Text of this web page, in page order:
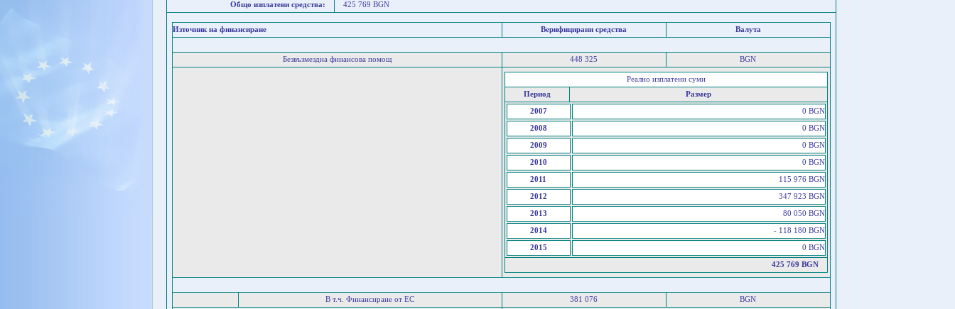
Общо изплатени средства:
425 769 BGN
Източник на финансиране Верифицирани средства Валута
Безвъзмездна финансова помощ 448 325 BGN
Реално изплатени суми
Период
Размер
2007 0 BGN
2008 0 BGN
2009 0 BGN
2010 0 BGN
2011 115 976 BGN
2012 347 923 BGN
2013 80 050 BGN
2014 - 118 180 BGN
2015 0 BGN
425 769 BGN
В т.ч. Финансиране от ЕС 381 076 BGN